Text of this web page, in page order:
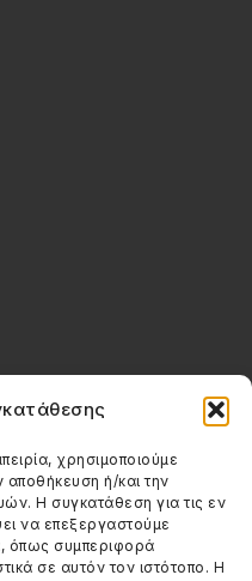
χρησιμοποιούμε
ή/και την
Η συγκατάθεση για τις εν
να επεξεργαστούμε
όπως συμπεριφορά
σε αυτόν τον ιστότοπο. Η